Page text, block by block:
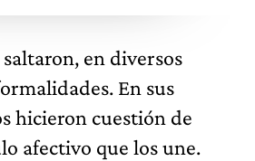
en diversos
En sus
hicieron cuestión de
afectivo que los une.